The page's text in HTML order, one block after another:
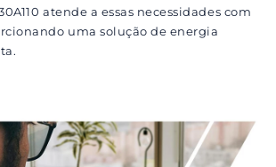
atende a essas necessidades com
uma solução de energia